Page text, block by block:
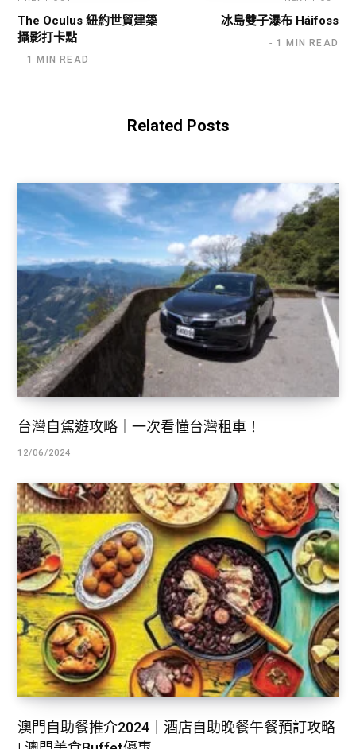
The Oculus 紐約世貿建築
攝影打卡點
1 MIN READ
冰島雙子瀑布 Háifoss
1 MIN READ
Related Posts
台灣自駕遊攻略｜一次看懂台灣租車！
12/06/2024
澳門自助餐推介2024｜酒店自助晚餐午餐預訂攻略